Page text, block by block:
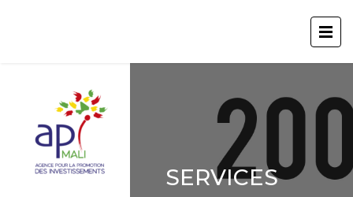
SERVICES